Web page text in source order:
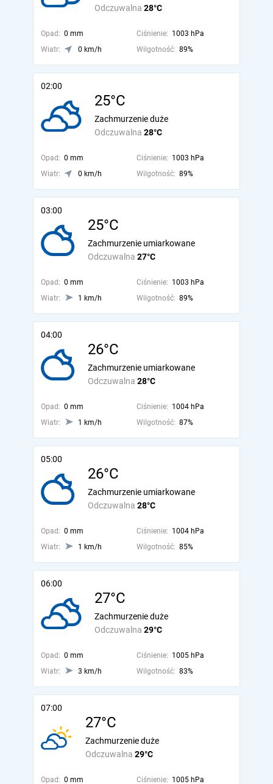
Odczuwalna 28°C
Opad: 0 mm Ciśnienie: 1003 hPa
Wiatr:
0 km/h Wilgotność: 89%
02:00
25°C
Odczuwalna 28°C
Zachmurzenie duże
Opad: 0 mm Ciśnienie: 1003 hPa
Wiatr:
0 km/h Wilgotność: 89%
03:00
25°C
Odczuwalna 27°C
Zachmurzenie umiarkowane
Opad: 0 mm Ciśnienie: 1003 hPa
Wiatr:
1 km/h Wilgotność: 89%
04:00
26°C
Odczuwalna 28°C
Zachmurzenie umiarkowane
Opad: 0 mm Ciśnienie: 1004 hPa
Wiatr:
1 km/h Wilgotność: 87%
05:00
26°C
Odczuwalna 28°C
Zachmurzenie umiarkowane
Opad: 0 mm Ciśnienie: 1004 hPa
Wiatr:
1 km/h Wilgotność: 85%
06:00
27°C
Odczuwalna 29°C
Zachmurzenie duże
Opad: 0 mm Ciśnienie: 1005 hPa
Wiatr:
3 km/h Wilgotność: 83%
07:00
27°C
Odczuwalna 29°C
Zachmurzenie duże
Opad: 0 mm Ciśnienie: 1005 hPa